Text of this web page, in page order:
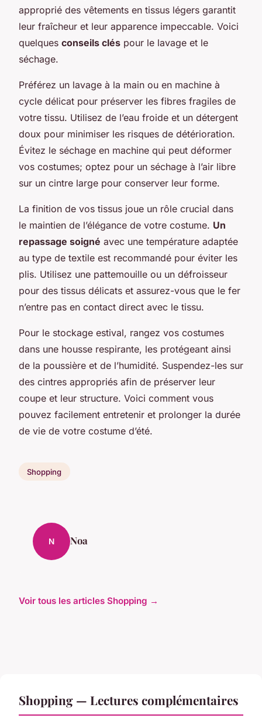
approprié des vêtements en tissus légers garantit
leur fraîcheur et leur apparence impeccable. Voici
quelques conseils clés pour le lavage et le
séchage.
Préférez un lavage à la main ou en machine à
cycle délicat pour préserver les fibres fragiles de
votre tissu. Utilisez de l’eau froide et un détergent
doux pour minimiser les risques de détérioration.
Évitez le séchage en machine qui peut déformer
vos costumes; optez pour un séchage à l’air libre
sur un cintre large pour conserver leur forme.
La finition de vos tissus joue un rôle crucial dans
le maintien de l’élégance de votre costume. Un
repassage soigné avec une température adaptée
au type de textile est recommandé pour éviter les
plis. Utilisez une pattemouille ou un défroisseur
pour des tissus délicats et assurez-vous que le fer
n’entre pas en contact direct avec le tissu.
Pour le stockage estival, rangez vos costumes
dans une housse respirante, les protégeant ainsi
de la poussière et de l’humidité. Suspendez-les sur
des cintres appropriés afin de préserver leur
coupe et leur structure. Voici comment vous
pouvez facilement entretenir et prolonger la durée
de vie de votre costume d’été.
Shopping
N Noa
Voir tous les articles Shopping →
Shopping — Lectures complémentaires